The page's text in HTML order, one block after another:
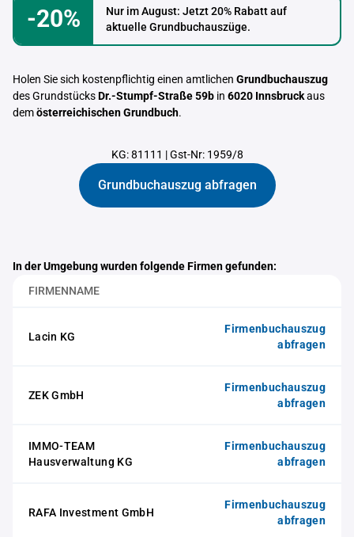
-20%
Nur im August: Jetzt 20% Rabatt auf
aktuelle Grundbuchauszüge.
Holen Sie sich kostenpflichtig einen amtlichen Grundbuchauszug
des GrundstücksDr.-Stumpf-Straße 59b in 6020 Innsbruckaus
demösterreichischen Grundbuch.
KG: 81111 |Gst-Nr: 1959/8
Grundbuchauszug abfragen
In der Umgebung wurden folgende Firmen gefunden:
FIRMENNAME
Lacin KG
Firmenbuchauszug
abfragen
ZEK GmbH
Firmenbuchauszug
abfragen
IMMO-TEAM
Hausverwaltung KG
Firmenbuchauszug
abfragen
RAFA Investment GmbH
Firmenbuchauszug
abfragen